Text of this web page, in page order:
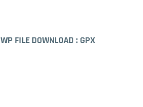
WP FILE DOWNLOAD : GPX